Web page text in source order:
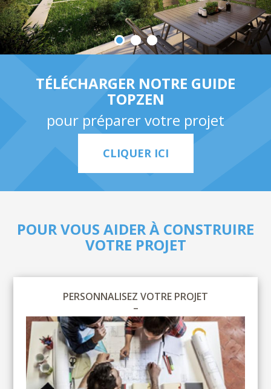
TÉLÉCHARGER NOTRE GUIDE
TOPZEN
pour préparer votre projet
CLIQUER ICI
POUR VOUS AIDER À CONSTRUIRE
VOTRE PROJET
PERSONNALISEZ VOTRE PROJET